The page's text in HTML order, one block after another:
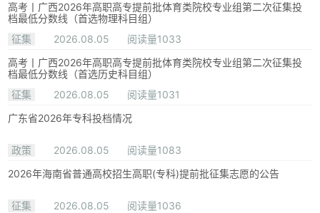
高考丨广西2026年高职高专提前批体育类院校专业组第二次征集投
档最低分数线（首选物理科目组）
征集
2026.08.05
阅读量1033
高考丨广西2026年高职高专提前批体育类院校专业组第二次征集投
档最低分数线（首选历史科目组）
征集
2026.08.05
阅读量1031
广东省2026年专科投档情况
政策 2026.08.05
阅读量1083
2026年海南省普通高校招生高职(专科)提前批征集志愿的公告
征集 2026.08.05
阅读量1036